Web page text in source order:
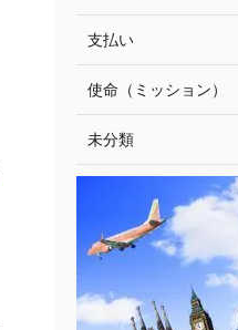
支払い
使命（ミッション）
未分類